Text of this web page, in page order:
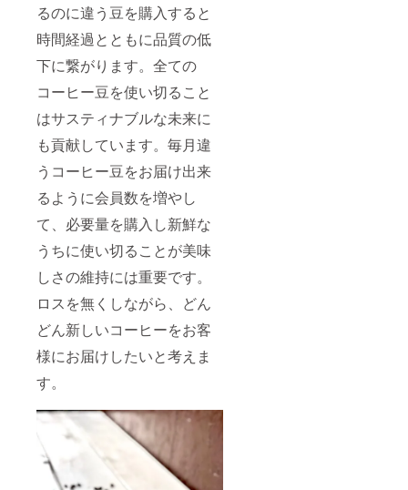
るのに違う豆を購入すると
時間経過とともに品質の低
下に繋がります。全ての
コーヒー豆を使い切ること
はサスティナブルな未来に
も貢献しています。毎月違
うコーヒー豆をお届け出来
るように会員数を増やし
て、必要量を購入し新鮮な
うちに使い切ることが美味
しさの維持には重要です。
ロスを無くしながら、どん
どん新しいコーヒーをお客
様にお届けしたいと考えま
す。